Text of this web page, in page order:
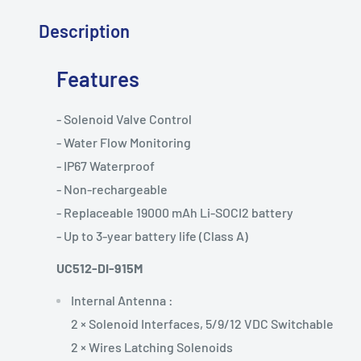
Description
Features
- Solenoid Valve Control
- Water Flow Monitoring
- IP67 Waterproof
- Non-rechargeable
- Replaceable 19000 mAh Li-SOCI2 battery
- Up to 3-year battery life (Class A)
UC512-DI-915M
Internal Antenna :
2 × Solenoid Interfaces, 5/9/12 VDC Switchable
2 × Wires Latching Solenoids